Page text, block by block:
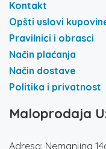
Kontakt
Opšti uslovi
Pravilnici i obrasci
Način plaćanja
Način dostave
Politika i privatnost
Maloprodaja
Adresa: Nemanjina